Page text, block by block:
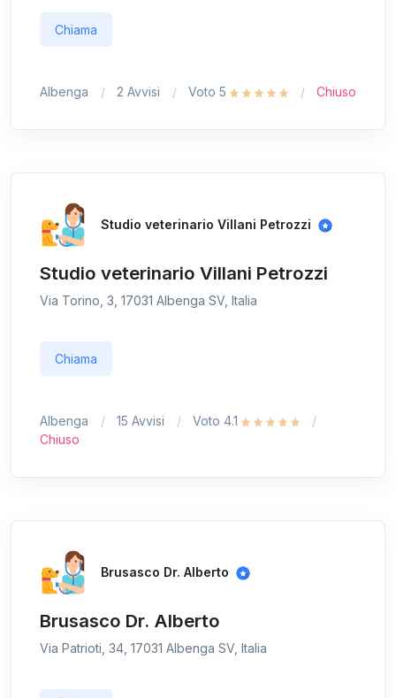
Chiama
Albenga 2 Avvisi Voto 5 Chiuso
Studio veterinario Villani Petrozzi
Studio veterinario Villani Petrozzi
Via Torino, 3, 17031 Albenga SV, Italia
Chiama
Albenga 15 Avvisi
Voto 4.1
Chiuso
Brusasco Dr. Alberto
Brusasco Dr. Alberto
Via Patrioti, 34, 17031 Albenga SV, Italia